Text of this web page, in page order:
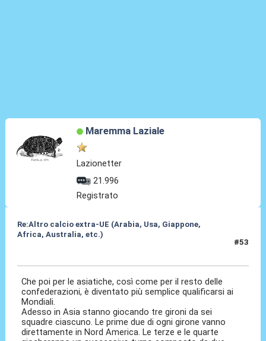
Maremma Laziale
Lazionetter
21.996
Registrato
Re:Altro calcio extra-UE (Arabia, Usa, Giappone,
Africa, Australia, etc.)
#53
Che poi per le asiatiche, così come per il resto delle
confederazioni, è diventato più semplice qualificarsi ai
Mondiali.
Adesso in Asia stanno giocando tre gironi da sei
squadre ciascuno. Le prime due di ogni girone vanno
direttamente in Nord America. Le terze e le quarte